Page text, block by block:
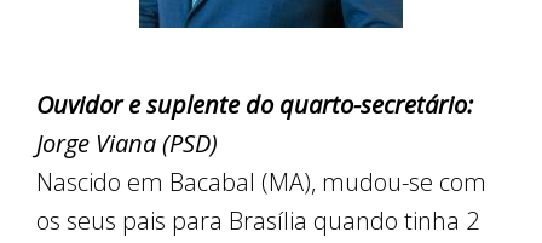
Ouvidor e suplente do quarto-secretário:
Jorge Viana (PSD)
Nascido em Bacabal (MA), mudou-se com
os seus pais para Brasília quando tinha 2